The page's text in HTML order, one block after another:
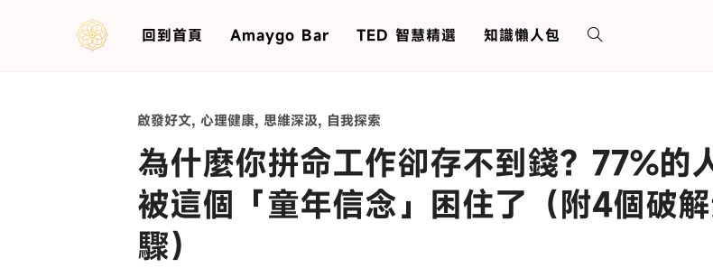
回到首頁 Amaygo Bar TED 智慧精選 知識懶人包
啟發好文, 心理健康, 思維深汲, 自我探索
為什麼你拼命工作卻存不到錢？77%的
被這個「童年信念」困住了（附4個破
驟）